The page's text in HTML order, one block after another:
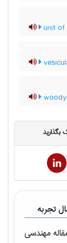
unit
بگذارید
تجربه
مهندسی